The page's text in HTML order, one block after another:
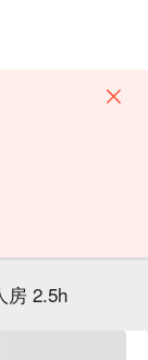
房 2.5h